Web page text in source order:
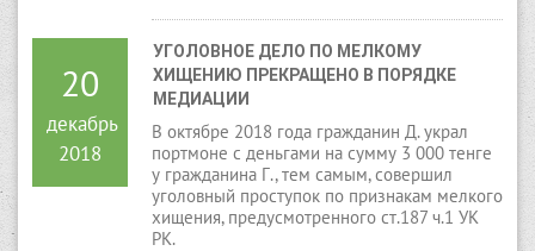
20
декабрь
2018
УГОЛОВНОЕ ДЕЛО ПО МЕЛКОМУ
ХИЩЕНИЮ ПРЕКРАЩЕНО В ПОРЯДКЕ
МЕДИАЦИИ
В октябре 2018 года гражданин Д. украл
портмоне с деньгами на сумму 3 000 тенге
у гражданина Г., тем самым, совершил
уголовный проступок по признакам мелкого
хищения, предусмотренного ст.187 ч.1 УК
РК.